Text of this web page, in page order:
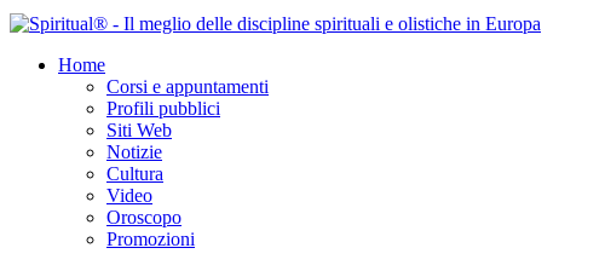
Home
Corsi e appuntamenti
Profili pubblici
Siti Web
Notizie
Cultura
Video
Oroscopo
Promozioni